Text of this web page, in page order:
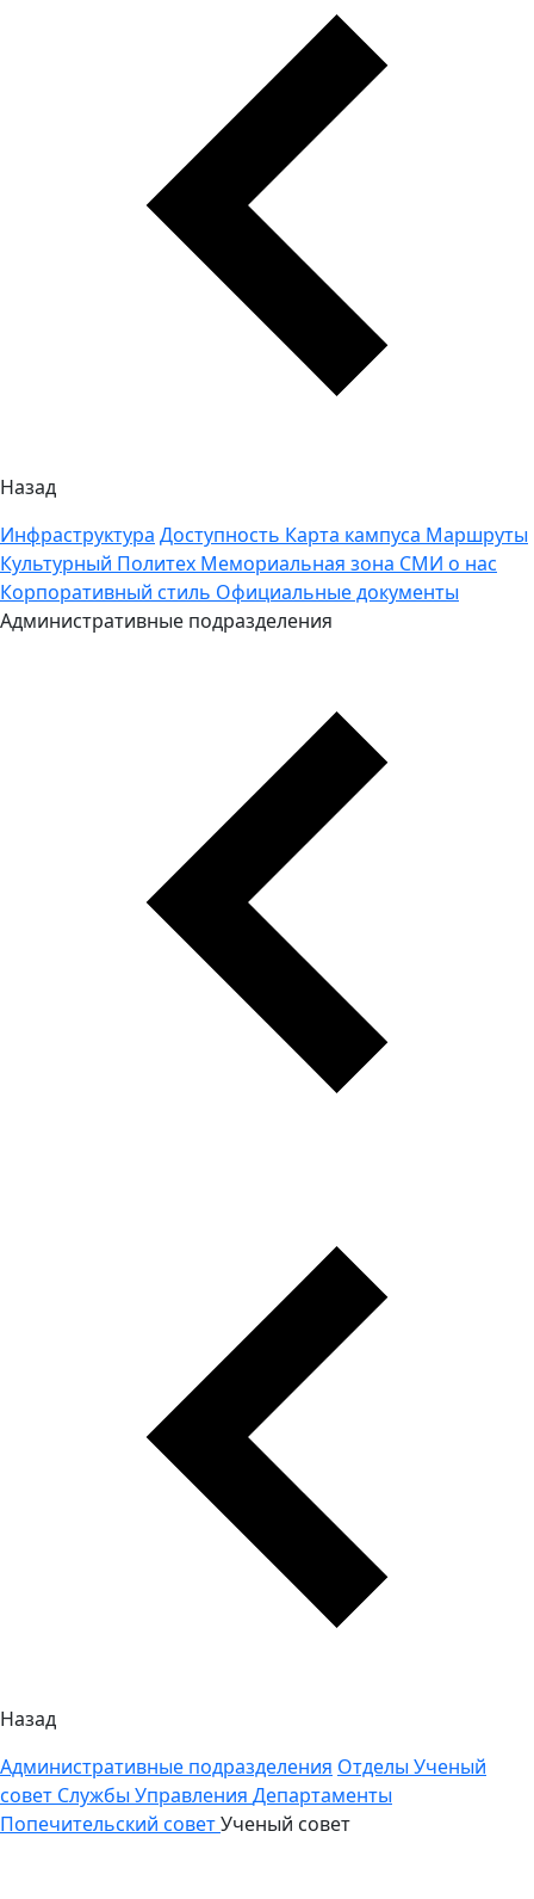
Назад
Инфраструктура Доступность Карта кампуса Маршруты
Культурный Политех Мемориальная зона СМИ о нас
Корпоративный стиль Официальные документы
Административные подразделения
Назад
Административные подразделения Отделы Ученый
совет Службы Управления Департаменты
Попечительский советУченый совет